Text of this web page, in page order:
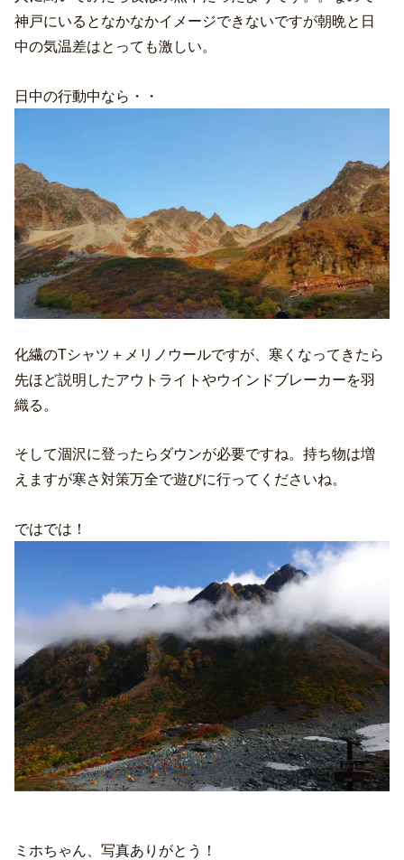
神戸にいるとなかなかイメージできないですが朝晩と日
中の気温差はとっても激しい。
日中の行動中なら・・
化繊のTシャツ＋メリノウールですが、寒くなってきたら
先ほど説明したアウトライトやウインドブレーカーを羽
織る。
そして涸沢に登ったらダウンが必要ですね。持ち物は増
えますが寒さ対策万全で遊びに行ってくださいね。
ではでは！
ミホちゃん、写真ありがとう！